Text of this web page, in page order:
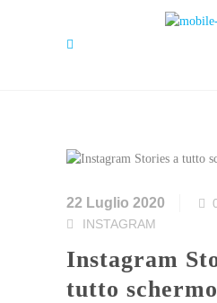
22 Luglio 2020
INSTAGRAM
Instagram Stories a
tutto